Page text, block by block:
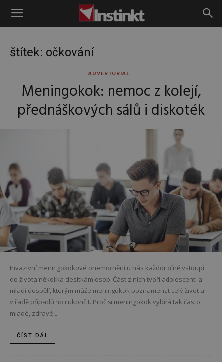
Instinkt
štítek: očkování
ADVERTORIAL
Meningokok: nemoc z kolejí,
přednáškových sálů i diskoték
Invazivní meningokokové onemocnění u nás každoročně vstoupí
do života několika desítkám osob. Část z nich tvoří adolescenti a
mladí dospělí, kterým může meningokok poznamenat celý život a
v řadě případů ho i ukončit. Proč si meningokok vybírá tak často
mladé, zdravé...
ČÍST DÁL